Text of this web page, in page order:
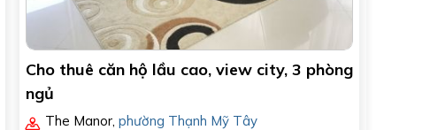
Cho thuê căn hộ lầu cao, view city, 3 phòng
ngủ
The Manor, phường Thạnh Mỹ Tây